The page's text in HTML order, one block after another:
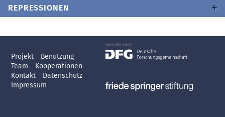
REPRESSIONEN
Projekt
Benutzung
Team
Kooperationen
Kontakt
Datenschutz
Impressum